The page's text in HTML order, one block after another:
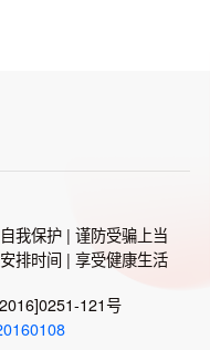
我保护 | 谨防受骗上当
排时间 | 享受健康生活
121号